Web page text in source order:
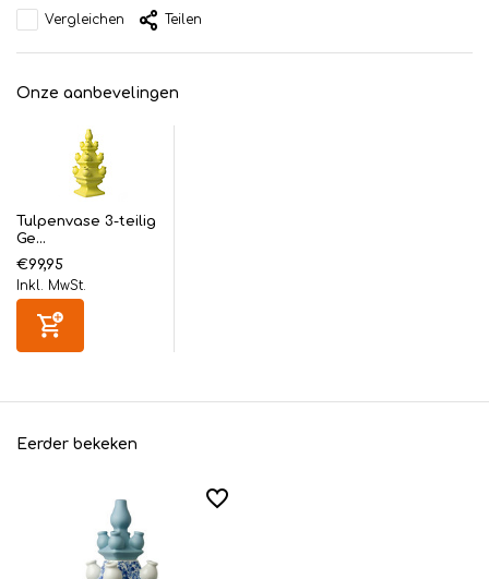
Vergleichen Teilen
Onze aanbevelingen
Tulpenvase 3-teilig
Ge...
€99,95
Inkl. MwSt.
Eerder bekeken